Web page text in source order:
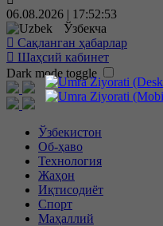
06.08.2026 | 17:52:53
Ўзбекча
Сақланган ҳабарлар
Шаҳсий кабинет
Dark mode toggle
Ўзбекистон
Об-ҳаво
Технология
Жаҳон
Иқтисодиёт
Спорт
Маҳаллий